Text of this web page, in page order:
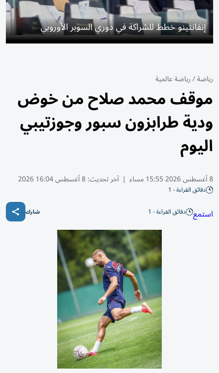
إنفانتينو خطط للشراكة في دوري السوبر الأوروبي
رياضة/رياضة عالمية
موقف محمد صلاح من خوض
ودية طرابزون سبور وجوزتيبي
اليوم
8 أغسطس 2026 15:55 مساء | آخر تحديث:8 أغسطس 16:04 2026
دقائق القراءة - 1
استمع دقائق القراءة - 1 شارك